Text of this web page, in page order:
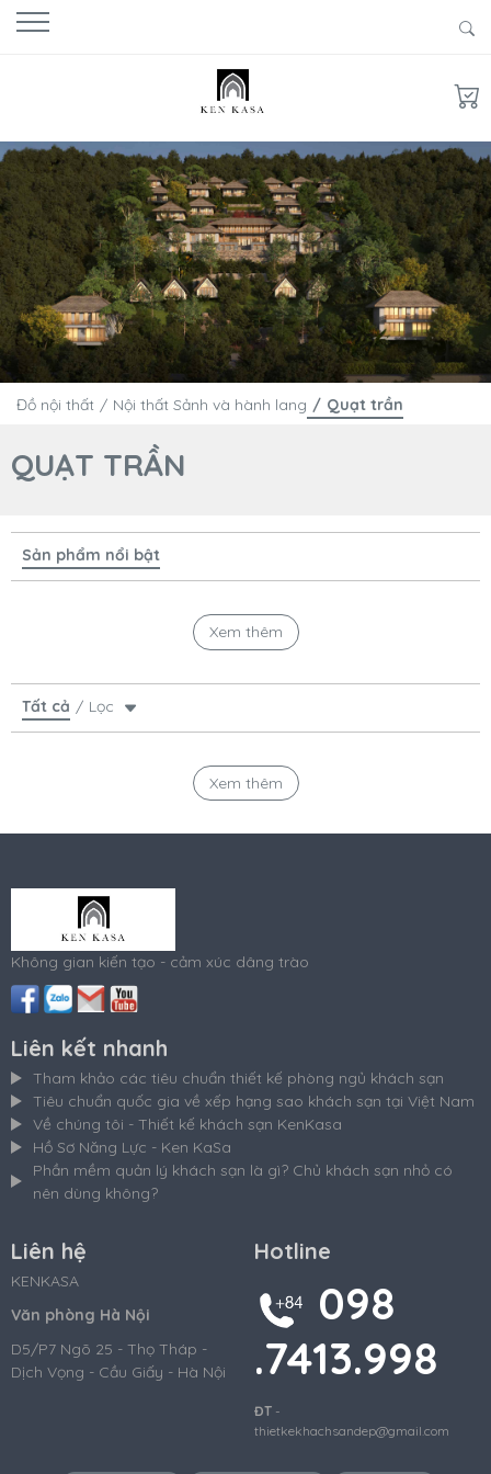
Đồ nội thất Nội thất Sảnh và hành lang Quạt trần
QUẠT TRẦN
Sản phẩm nổi bật
Xem thêm
Tất cả Lọc
Xem thêm
Không gian kiến tạo - cảm xúc dâng trào
Liên kết nhanh
Tham khảo các tiêu chuẩn thiết kế phòng ngủ khách sạn
Tiêu chuẩn quốc gia về xếp hạng sao khách sạn tại Việt Nam
Về chúng tôi - Thiết kế khách sạn KenKasa
Hồ Sơ Năng Lực - Ken KaSa
Phần mềm quản lý khách sạn là gì? Chủ khách sạn nhỏ có
nên dùng không?
Liên hệ
KENKASA
Văn phòng Hà Nội
D5/P7 Ngõ 25 - Thọ Tháp -
Dịch Vọng - Cầu Giấy - Hà Nội
Hotline
098
.7413.998
ĐT-
thietkekhachsandep@gmail.com